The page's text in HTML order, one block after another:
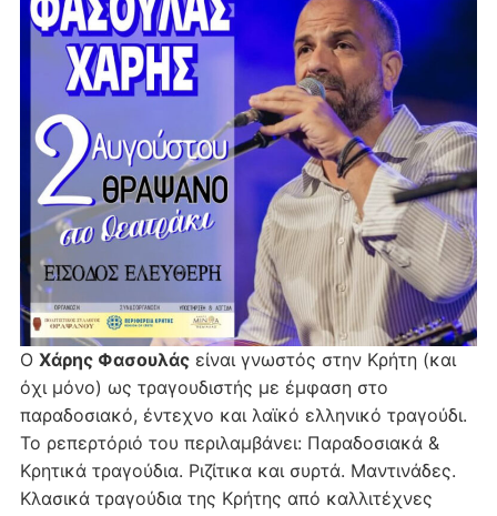
Ο Χάρης Φασουλάςείναι γνωστός στην Κρήτη (και
όχι μόνο) ως τραγουδιστής με έμφαση στο
παραδοσιακό, έντεχνο και λαϊκό ελληνικό τραγούδι.
Το ρεπερτόριό του περιλαμβάνει: Παραδοσιακά &
Κρητικά τραγούδια. Ριζίτικα και συρτά. Μαντινάδες.
Κλασικά τραγούδια της Κρήτης από καλλιτέχνες